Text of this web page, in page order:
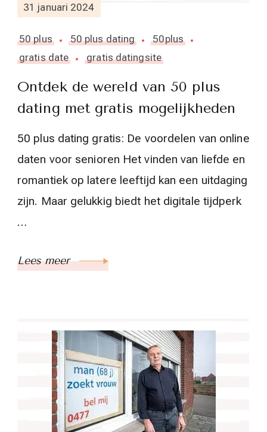
31 januari 2024
50 plus 50 plus dating
50plus
gratis date
gratis datingsite
Ontdek de wereld van 50 plus
dating met gratis mogelijkheden
50 plus dating gratis: De voordelen van online
daten voor senioren Het vinden van liefde en
romantiek op latere leeftijd kan een uitdaging
zijn. Maar gelukkig biedt het digitale tijdperk
…
Lees meer